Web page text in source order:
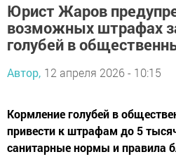
Юрист Жаров
возможных штрафах
голубей в
Автор, 12 апреля 2026 - 10:15
Кормление голубей в
привести к штрафам до 5
санитарные нормы и правила